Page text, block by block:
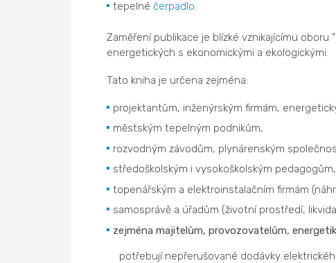
tepelné čerpadlo.
Zaměření publikace je blízké vznikajícímu
energetických s ekonomickými a ekologickými.
Tato kniha je určena zejména:
projektantům, inženýrským firmám,
městským tepelným podnikům,
rozvodným závodům, plynárenským
středoškolským i vysokoškolským
topenářským a elektroinstalačním firmám
samosprávě a úřadům (životní prostředí,
zejména majitelům, provozovatelům,
potřebují nepřerušované dodávky